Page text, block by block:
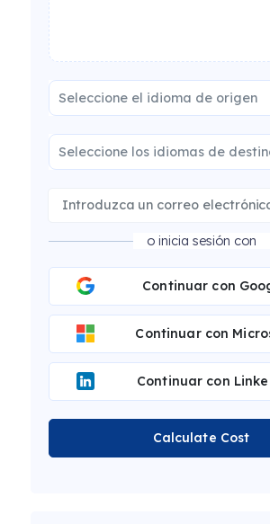
Seleccione el idioma de origen
Seleccione los idiomas de
o inicia sesión con
Continuar con
Continuar con
Continuar con
Calculate Cost